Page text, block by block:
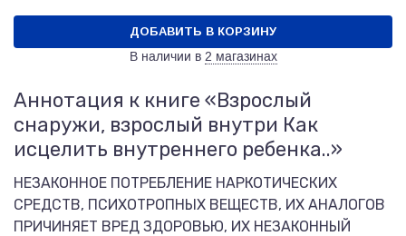
ДОБАВИТЬ В КОРЗИНУ
В наличии в 2 магазинах
Аннотация к книге «Взрослый
снаружи, взрослый внутри Как
исцелить внутреннего ребенка..»
НЕЗАКОННОЕ ПОТРЕБЛЕНИЕ НАРКОТИЧЕСКИХ
СРЕДСТВ, ПСИХОТРОПНЫХ ВЕЩЕСТВ, ИХ АНАЛОГОВ
ПРИЧИНЯЕТ ВРЕД ЗДОРОВЬЮ, ИХ НЕЗАКОННЫЙ